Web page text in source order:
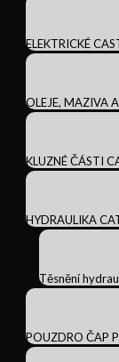
ELEKTRICKÉ
OLEJE, MAZIVA
KLUZNÉ ČÁSTI
HYDRAULIKA
Těsnění
POUZDRO ČAP